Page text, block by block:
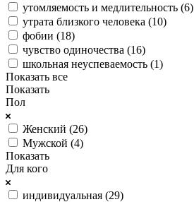
утомляемость и медлительность (6)
утрата близкого человека (10)
фобии (18)
чувство одиночества (16)
школьная неуспеваемость (1)
Показать все
Показать
Пол
Женский (26)
Мужской (4)
Показать
Для кого
индивидуальная (29)